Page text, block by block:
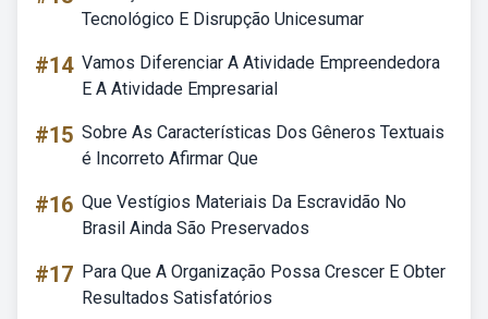
Tecnológico E Disrupção Unicesumar
#14 Vamos Diferenciar A Atividade Empreendedora
E A Atividade Empresarial
#15 Sobre As Características Dos Gêneros Textuais
é Incorreto Afirmar Que
#16 Que Vestígios Materiais Da Escravidão No
Brasil Ainda São Preservados
#17 Para Que A Organização Possa Crescer E Obter
Resultados Satisfatórios